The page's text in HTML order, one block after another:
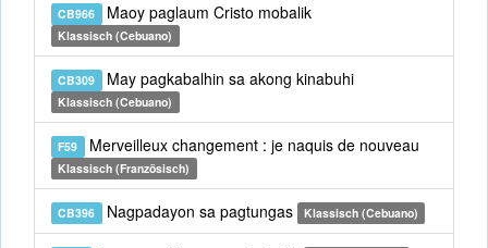
CB966 Maoy paglaum Cristo mobalik
Klassisch (Cebuano)
CB309 May pagkabalhin sa akong kinabuhi
Klassisch (Cebuano)
F59 Merveilleux changement : je naquis de nouveau
Klassisch (Französisch)
CB396 Nagpadayon sa pagtungas Klassisch (Cebuano)